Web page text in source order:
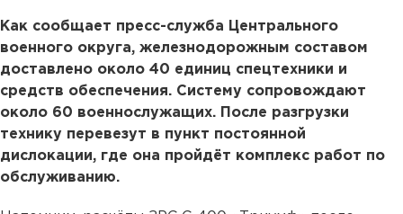
Как сообщает пресс-служба Центрального
военного округа, железнодорожным составом
доставлено около 40 единиц спецтехники и
средств обеспечения. Систему сопровождают
около 60 военнослужащих. После разгрузки
технику перевезут в пункт постоянной
дислокации, где она пройдёт комплекс работ по
обслуживанию.